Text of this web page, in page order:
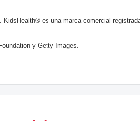
KidsHealth® es una marca comercial
y Getty Images.